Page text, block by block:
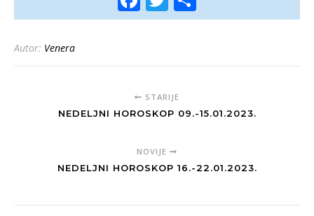
Autor: Venera
STARIJE
NEDELJNI HOROSKOP 09.-15.01.2023.
NOVIJE
NEDELJNI HOROSKOP 16.-22.01.2023.